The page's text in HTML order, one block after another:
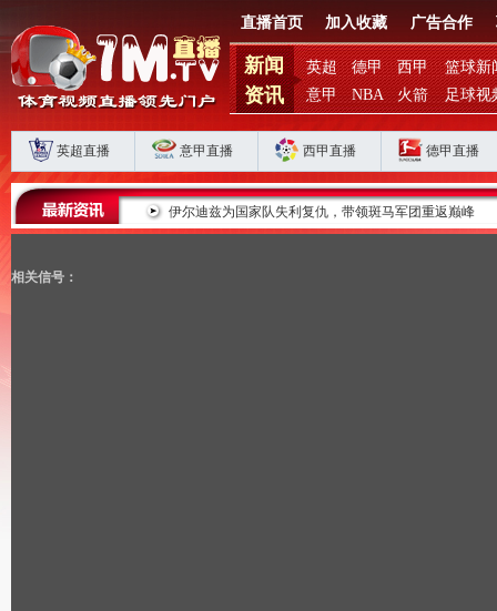
直播首页 加入收藏 广告合作
新闻
资讯
英超 德甲 西甲
篮球新
意甲
NBA 火箭 足球视
英超直播 意甲直播 西甲直播 德甲直播
扣分时代生存 伊尔迪兹为国家队失利复仇，带领斑马军团重返巅峰
相关信号：